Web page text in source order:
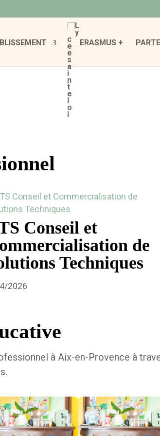
ERASMUS +
Conseil et
de
Techniques
2026
à Aix-en-Provence à